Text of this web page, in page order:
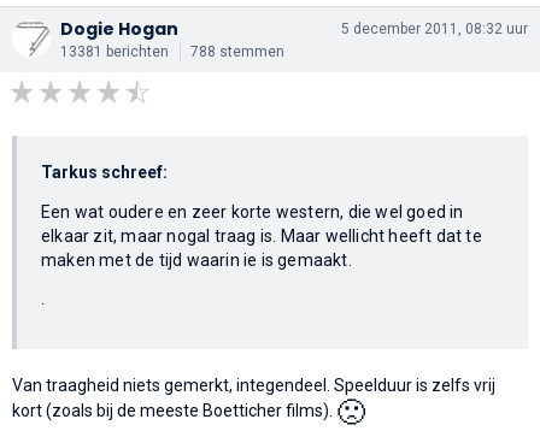
Dogie Hogan
13381 berichten 788 stemmen
5 december 2011, 08:32 uur
Tarkus schreef:
Een wat oudere en zeer korte western, die wel goed in
elkaar zit, maar nogal traag is. Maar wellicht heeft dat te
maken met de tijd waarin ie is gemaakt.
Van traagheid niets gemerkt, integendeel. Speelduur is zelfs vrij
kort (zoals bij de meeste Boetticher films). 🙁